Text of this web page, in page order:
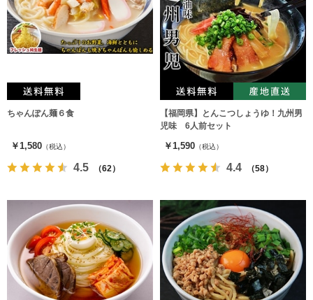
ちゃんぽん麺６食
￥1,580 （税込）
4.5 （62）
【福岡県】とんこつしょうゆ！九州男
児味 6人前セット
￥1,590 （税込）
4.4 （58）